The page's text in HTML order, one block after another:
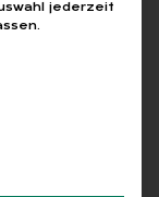
jederzeit
für